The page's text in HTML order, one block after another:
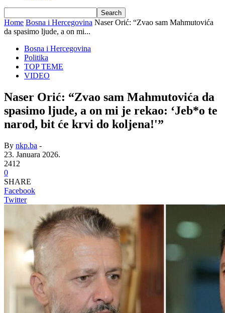
Home Bosna i Hercegovina Naser Orić: “Zvao sam Mahmutovića
da spasimo ljude, a on mi...
Bosna i Hercegovina
Politika
TOP TEME
VIDEO
Naser Orić: “Zvao sam Mahmutovića da
spasimo ljude, a on mi je rekao: ‘Jeb*o te
narod, bit će krvi do koljena!'”
By nkp.ba -
23. Januara 2026.
2412
0
SHARE
Facebook
Twitter